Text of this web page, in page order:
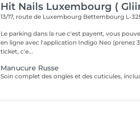
Hit Nails Luxembourg (
13/17, route de Luxembourg Bettembourg L-
Le parking dans la rue c'est payent, vous
en ligne avec l'application Indigo Neo (prenez
ticket, c'e...
Manucure Russe